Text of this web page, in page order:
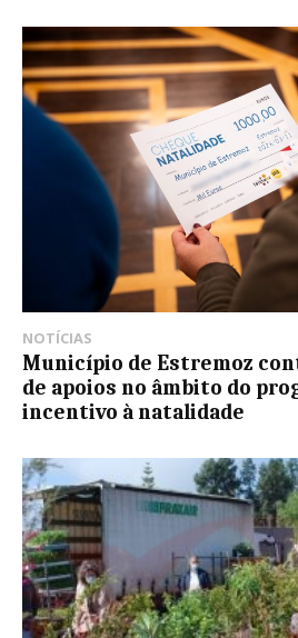
NOTÍCIAS
Município de Estremoz
de apoios no âmbito do
incentivo à natalidade